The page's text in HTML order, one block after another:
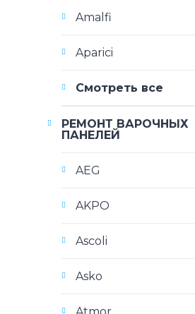
Amalfi
Aparici
Смотреть все
РЕМОНТ ВАРОЧНЫХ
ПАНЕЛЕЙ
AEG
AKPO
Ascoli
Asko